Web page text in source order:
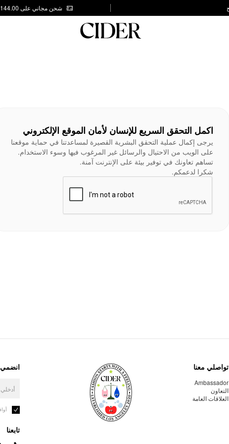
شحن مجاني على AED 144.00
اكمل التحقق السريع للإنسان لأمان الموقع الإلكتروني
يرجى إكمال عملية التحقق البشرية القصيرة لمساعدتنا في حماية موقعنا
على الويب من الاحتيال والرسائل غير المرغوب فيها وسوء الاستخدام.
تساهم تعاونك في توفير بيئة على الإنترنت آمنة.
شكرا لدعمكم.
تواصلي معنا
Ambassador
التعاون
العلاقات العامة
انضمي
تابعنا